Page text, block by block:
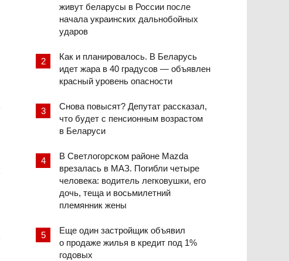
живут беларусы в России после
начала украинских дальнобойных
ударов
Как и планировалось. В Беларусь
идет жара в 40 градусов — объявлен
красный уровень опасности
Снова повысят? Депутат рассказал,
что будет с пенсионным возрастом
в Беларуси
В Светлогорском районе Mazda
врезалась в МАЗ. Погибли четыре
человека: водитель легковушки, его
дочь, теща и восьмилетний
племянник жены
Еще один застройщик объявил
о продаже жилья в кредит под 1%
годовых